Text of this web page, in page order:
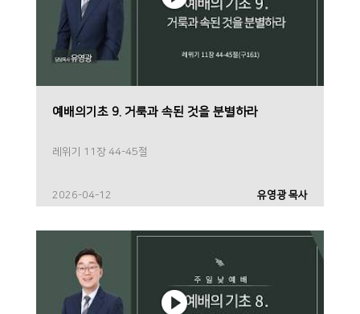
예배의기초 9. 거룩과 속된 것을 분별하라
레위기 11장 44-45절
2026-04-12 유영광 목사